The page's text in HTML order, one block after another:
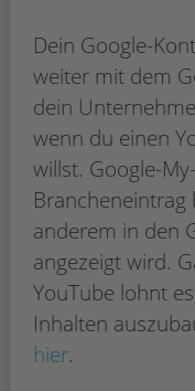
Dein Google-
weiter mit dem
dein
wenn du einen
willst. Google-
anderem in den
angezeigt wird.
YouTube lohnt
Inhalten
hier.